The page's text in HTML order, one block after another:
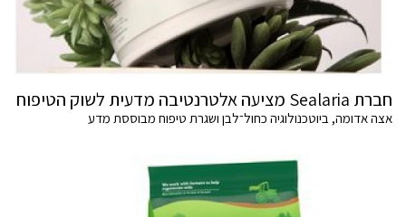
חברת Sealaria מציעה אלטרנטיבה מדעית לשוק הטיפוח
אצה אדומה, ביוטכנולוגיה כחול־לבן ושגרת טיפוח מבוססת מדע